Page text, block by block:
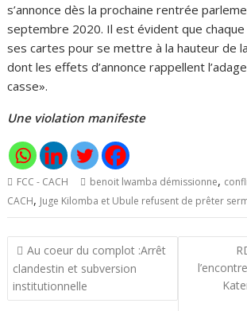
s’annonce dès la prochaine rentrée
septembre 2020. Il est évident que
ses cartes pour se mettre à la hauteur de
dont les effets d’annonce rappellent
casse».
Une violation manifeste
FCC - CACH benoit lwamba démissionne,
CACH, Juge Kilomba et Ubule refusent de prêter
Navigation
de
l’article
Au coeur du complot :Arrêt
clandestin et subversion
institutionnelle